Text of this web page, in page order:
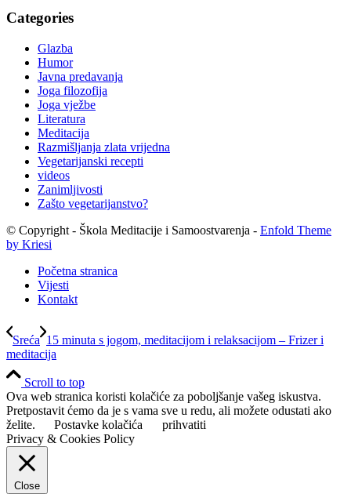
Categories
Glazba
Humor
Javna predavanja
Joga filozofija
Joga vježbe
Literatura
Meditacija
Razmišljanja zlata vrijedna
Vegetarijanski recepti
videos
Zanimljivosti
Zašto vegetarijanstvo?
© Copyright - Škola Meditacije i Samoostvarenja - Enfold Theme
by Kriesi
Početna stranica
Vijesti
Kontakt
Sreća 15 minuta s jogom, meditacijom i relaksacijom – Frizer i
meditacija
Scroll to top
Ova web stranica koristi kolačiće za poboljšanje vašeg iskustva.
Pretpostavit ćemo da je s vama sve u redu, ali možete odustati ako
želite.
Postavke kolačića
prihvatiti
Privacy & Cookies Policy
Close